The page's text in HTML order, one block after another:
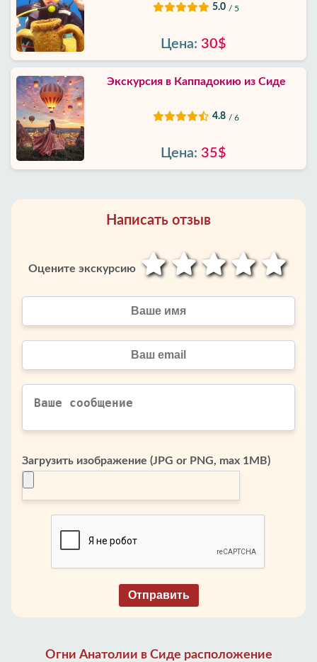
5.0 / 5
Цена: 30$
Экскурсия в Каппадокию из Сиде
4.8 / 6
Цена: 35$
Написать отзыв
Оцените экскурсию
Загрузить изображение (JPG or PNG, max 1MB)
Отправить
Огни Анатолии в Сиде расположение